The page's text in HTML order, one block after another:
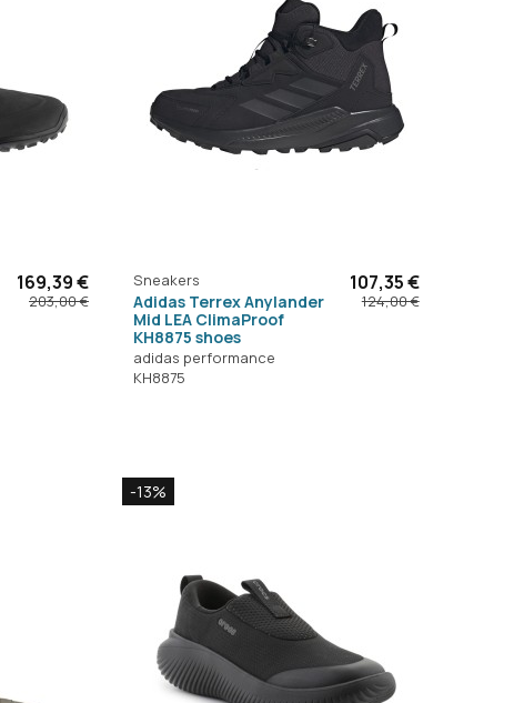
169,39 €
203,00 €
Sneakers
Adidas Terrex Anylander
Mid LEA ClimaProof
KH8875 shoes
adidas performance
KH8875
107,35 €
124,00 €
-13%